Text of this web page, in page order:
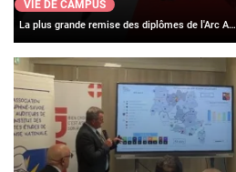
VIE DE CAMPUS
La plus grande remise des diplômes de l'Arc A…